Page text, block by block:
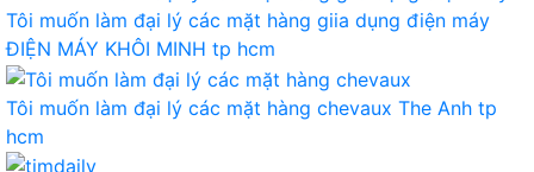
Tôi muốn làm đại lý các mặt hàng giia dụng điện máy
ĐIỆN MÁY KHÔI MINH tp hcm
Tôi muốn làm đại lý các mặt hàng chevaux The Anh tp
hcm